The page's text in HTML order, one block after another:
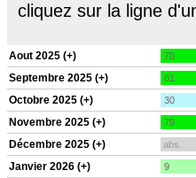
cliquez sur la ligne
Aout 2025 (+) 70
Septembre 2025 (+) 81
Octobre 2025 (+) 30
Novembre 2025 (+) 79
Décembre 2025 (+) abs.
Janvier 2026 (+) 9